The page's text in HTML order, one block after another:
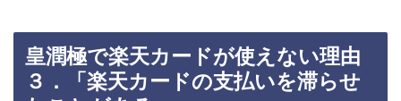
皇潤極で楽天カードが使えない理由
３．「楽天カードの支払いを滞らせ